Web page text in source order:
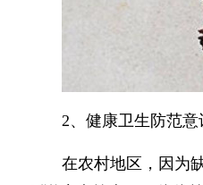
2、健康卫生防范意
在农村地区，因为